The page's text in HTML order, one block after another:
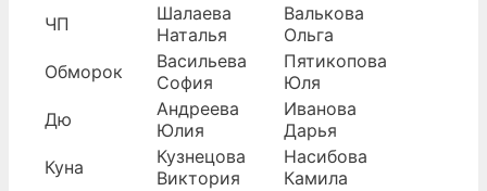
ЧП
Шалаева
Наталья
Валькова
Ольга
Обморок
Васильева
София
Пятикопова
Юля
Дю
Андреева
Юлия
Иванова
Дарья
Куна
Кузнецова
Виктория
Насибова
Камила